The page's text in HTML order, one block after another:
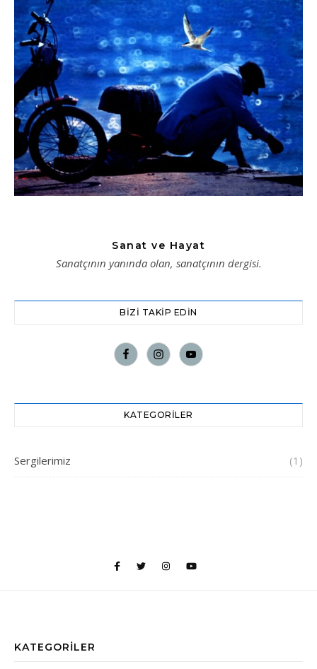
Sanat ve Hayat
Sanatçının yanında olan, sanatçının dergisi.
BIZI TAKIP EDIN
KATEGORILER
Sergilerimiz (1)
KATEGORILER